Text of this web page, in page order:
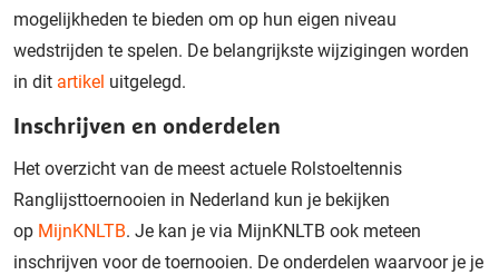
mogelijkheden te bieden om op hun eigen niveau
wedstrijden te spelen. De belangrijkste wijzigingen worden
in dit artikel uitgelegd.
Inschrijven en onderdelen
Het overzicht van de meest actuele Rolstoeltennis
Ranglijsttoernooien in Nederland kun je bekijken
op MijnKNLTB. Je kan je via MijnKNLTB ook meteen
inschrijven voor de toernooien. De onderdelen waarvoor je je